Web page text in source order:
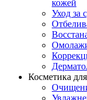
кожей
Уход за
Косметика